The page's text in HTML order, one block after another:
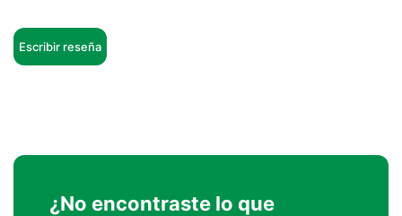
Escribir reseña
¿No encontraste lo que